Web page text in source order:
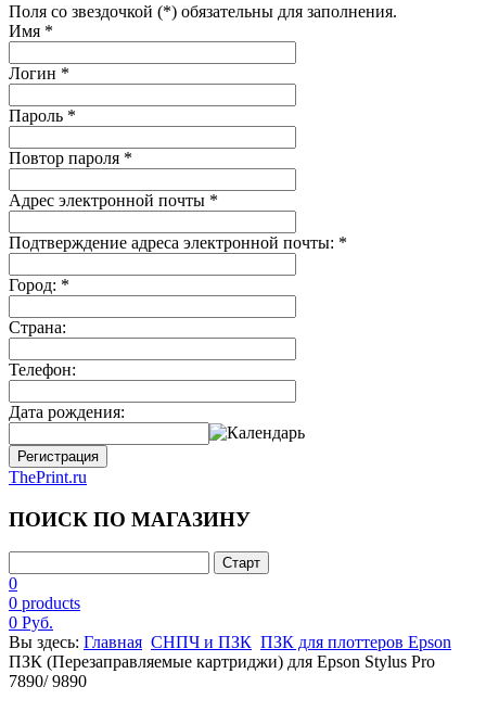
Поля со звездочкой (*) обязательны для заполнения.
Имя *
Логин *
Пароль *
Повтор пароля *
Адрес электронной почты *
Подтверждение адреса электронной почты: *
Город: *
Страна:
Телефон:
Дата рождения:
Регистрация
ThePrint.ru
ПОИСК ПО МАГАЗИНУ
0
0 products
0 Руб.
Вы здесь: Главная СНПЧ и ПЗК ПЗК для плоттеров Epson
ПЗК (Перезаправляемые картриджи) для Epson Stylus Pro
7890/ 9890